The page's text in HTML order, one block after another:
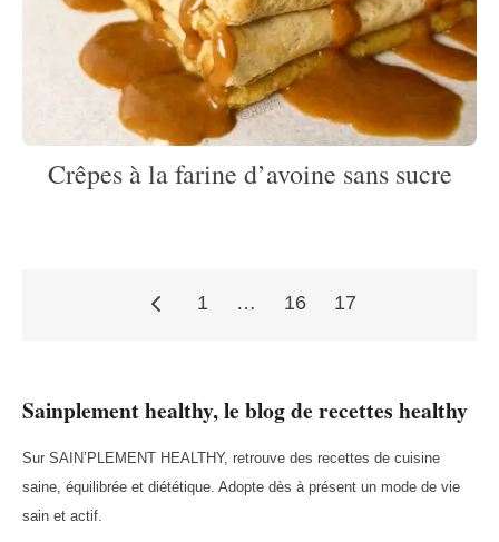
Crêpes à la farine d’avoine sans sucre
Pagination
des
publications
1 … 16 17
Sainplement healthy, le blog de recettes healthy
Sur SAIN’PLEMENT HEALTHY, retrouve des recettes de cuisine
saine, équilibrée et diététique. Adopte dès à présent un mode de vie
sain et actif.